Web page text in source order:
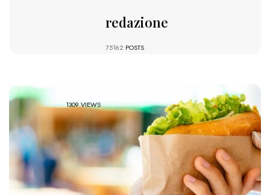
redazione
75162 POSTS
1309 VIEWS